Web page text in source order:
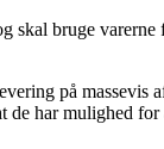
bruge
på massevis
har mulighed